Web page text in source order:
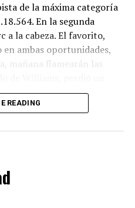
de la máxima categoría
En la segunda
a la cabeza. El favorito,
ambas oportunidades,
mañana flamearán las
Albon y no podrá
no tuvo el mejor
El argentino
puesto 13.
READING